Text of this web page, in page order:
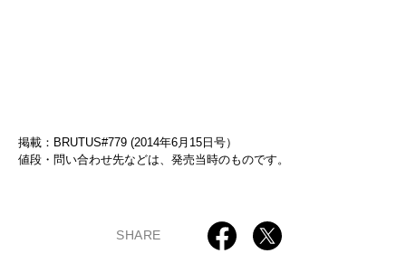
掲載：BRUTUS#779 (2014年6月15日号）
値段・問い合わせ先などは、発売当時のものです。
SHARE